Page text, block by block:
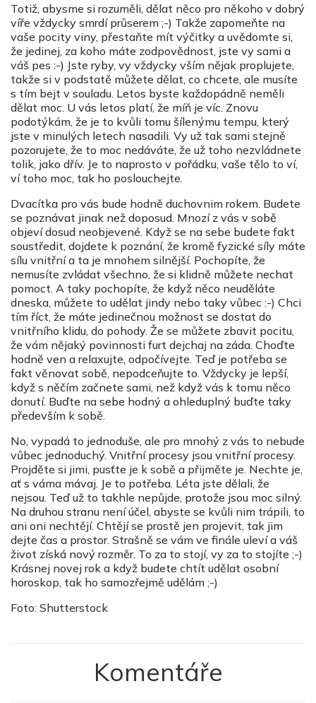
Totiž, abysme si rozuměli, dělat něco pro někoho v dobrý
víře vždycky smrdí průserem ;-) Takže zapomeňte na
vaše pocity viny, přestaňte mít výčitky a uvědomte si,
že jedinej, za koho máte zodpovědnost, jste vy sami a
váš pes :-) Jste ryby, vy vždycky vším nějak proplujete,
takže si v podstatě můžete dělat, co chcete, ale musíte
s tím bejt v souladu. Letos byste každopádně neměli
dělat moc. U vás letos platí, že míň je víc. Znovu
podotýkám, že je to kvůli tomu šílenýmu tempu, který
jste v minulých letech nasadili. Vy už tak sami stejně
pozorujete, že to moc nedáváte, že už toho nezvládnete
tolik, jako dřív. Je to naprosto v pořádku, vaše tělo to ví,
ví toho moc, tak ho poslouchejte.
Dvacítka pro vás bude hodně duchovnim rokem. Budete
se poznávat jinak než doposud. Mnozí z vás v sobě
objeví dosud neobjevené. Když se na sebe budete fakt
soustředit, dojdete k poznání, že kromě fyzické síly máte
sílu vnitřní a ta je mnohem silnější. Pochopíte, že
nemusíte zvládat všechno, že si klidně můžete nechat
pomoct. A taky pochopíte, že když něco neuděláte
dneska, můžete to udělat jindy nebo taky vůbec :-) Chci
tím říct, že máte jedinečnou možnost se dostat do
vnitřního klidu, do pohody. Že se můžete zbavit pocitu,
že vám nějaký povinnosti furt dejchaj na záda. Choďte
hodně ven a relaxujte, odpočívejte. Teď je potřeba se
fakt věnovat sobě, nepodceňujte to. Vždycky je lepší,
když s něčím začnete sami, než když vás k tomu něco
donutí. Buďte na sebe hodný a ohleduplný buďte taky
především k sobě.
No, vypadá to jednoduše, ale pro mnohý z vás to nebude
vůbec jednoduchý. Vnitřní procesy jsou vnitřní procesy.
Projděte si jimi, pusťte je k sobě a přijměte je. Nechte je,
ať s váma mávaj. Je to potřeba. Léta jste dělali, že
nejsou. Teď už to takhle nepůjde, protože jsou moc silný.
Na druhou stranu není účel, abyste se kvůli nim trápili, to
ani oni nechtějí. Chtějí se prostě jen projevit, tak jim
dejte čas a prostor. Strašně se vám ve finále uleví a váš
život získá nový rozměr. To za to stojí, vy za to stojíte ;-)
Krásnej novej rok a když budete chtít udělat osobní
horoskop, tak ho samozřejmě udělám ;-)
Foto: Shutterstock
Komentáře